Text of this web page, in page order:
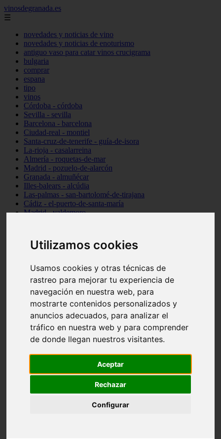
Utilizamos cookies
Usamos cookies y otras técnicas de
rastreo para mejorar tu experiencia de
navegación en nuestra web, para
mostrarte contenidos personalizados y
anuncios adecuados, para analizar el
tráfico en nuestra web y para comprender
de donde llegan nuestros visitantes.
Aceptar
Rechazar
Configurar
vinosdegranada.es
☰
novedades y noticias de vino
novedades y noticias de enoturismo
antiguo vaso para catar vinos crucigrama
bulgaria
comprar
espana
tipo
vinos
Córdoba - córdoba
Sevilla - sevilla
Barcelona - barcelona
Ciudad-real - montiel
Santa-cruz-de-tenerife - guía-de-isora
La-rioja - casalarreina
Almería - roquetas-de-mar
Madrid - pozuelo-de-alarcón
Granada - almuñécar
Illes-balears - alcúdia
Las-palmas - san-bartolomé-de-tirajana
Cádiz - el-puerto-de-santa-maría
Madrid - valdemoro
Cantabria - suances
Sevilla - bormujos
Málaga - júzcar
Huesca - alquézar
Huesca - castejón-de-sos
Lleida - alt-àneu
Córdoba - almedinilla
Navarra - zangoza
Cantabria - arenas-de-iguña
Barcelona - la-pobla-de-lillet
Murcia - cartagena
Madrid - nuevo-baztán